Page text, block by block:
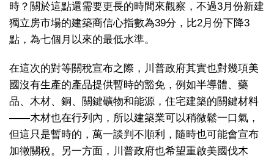
時？關於這點還需要更長的時間來觀察，不過3月份新建
獨立房市場的建築商信心指數為39分，比2月份下降3
點，為七個月以來的最低水準。
在這次的對等關稅宣布之際，川普政府其實也對幾項美
國沒有生產的產品提供暫時的豁免，例如半導體、藥
品、木材、銅、關鍵礦物和能源，住宅建築的關鍵材料
——木材也在行列內，所以建築業可以稍微鬆一口氣，
但這只是暫時的，萬一談判不順利，隨時也可能會宣布
加徵關稅。另一方面，川普政府也希望重啟美國伐木